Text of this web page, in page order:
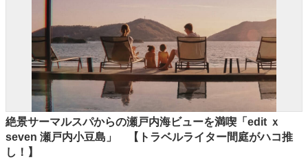
絶景サーマルスパからの瀬戸内海ビューを満喫「edit ｘ
seven 瀬戸内小豆島」 【トラベルライター間庭がハコ推
し！】